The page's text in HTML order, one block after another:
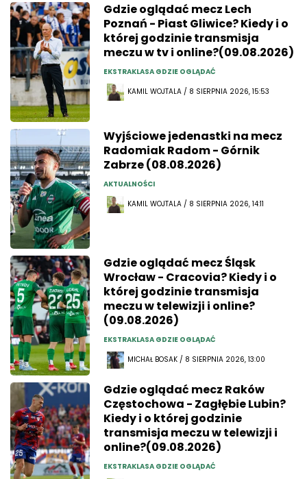
Gdzie oglądać mecz Lech
Poznań - Piast Gliwice? Kiedy i o
której godzinie transmisja
meczu w tv i online?(09.08.2026)
EKSTRAKLASA GDZIE OGLĄDAĆ
KAMIL WOJTALA / 8 SIERPNIA 2026, 15:53
Wyjściowe jedenastki na mecz
Radomiak Radom - Górnik
Zabrze (08.08.2026)
AKTUALNOŚCI
KAMIL WOJTALA / 8 SIERPNIA 2026, 14:11
Gdzie oglądać mecz Śląsk
Wrocław - Cracovia? Kiedy i o
której godzinie transmisja
meczu w telewizji i online?
(09.08.2026)
EKSTRAKLASA GDZIE OGLĄDAĆ
MICHAŁ BOSAK / 8 SIERPNIA 2026, 13:00
Gdzie oglądać mecz Raków
Częstochowa - Zagłębie Lubin?
Kiedy i o której godzinie
transmisja meczu w telewizji i
online?(09.08.2026)
EKSTRAKLASA GDZIE OGLĄDAĆ